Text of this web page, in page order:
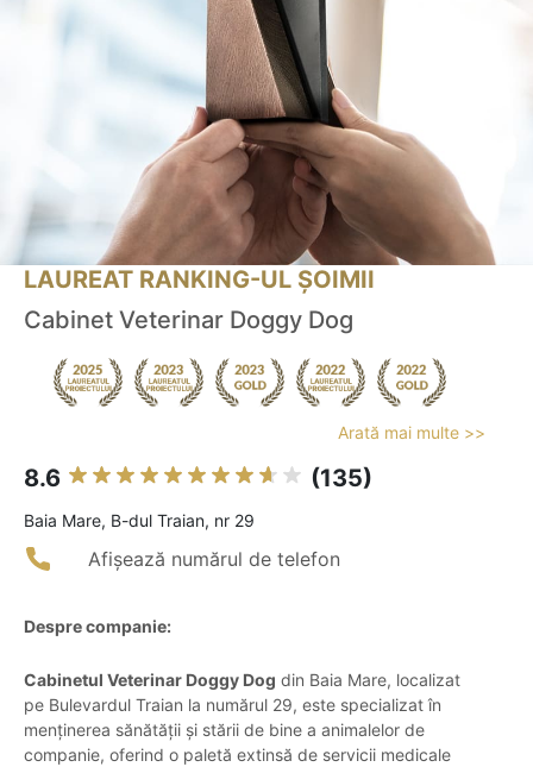
LAUREAT RANKING-UL ȘOIMII
Cabinet Veterinar Doggy Dog
Arată mai multe >>
8.6 (135)
Baia Mare, B-dul Traian, nr 29
Afișează numărul de telefon
Despre companie:
Cabinetul Veterinar Doggy Dog din Baia Mare, localizat
pe Bulevardul Traian la numărul 29, este specializat în
menținerea sănătății și stării de bine a animalelor de
companie, oferind o paletă extinsă de servicii medicale